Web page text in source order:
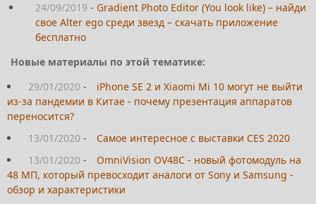
24/09/2019 - Gradient Photo Editor (You look like) – найди
свое Alter ego среди звезд – скачать приложение
бесплатно
Новые материалы по этой тематике:
29/01/2020 -
iPhone SE 2 и Xiaomi Mi 10 могут не выйти
из-за пандемии в Китае - почему презентация аппаратов
переносится?
13/01/2020 -
Самое интересное с выставки CES 2020
13/01/2020 -
OmniVision OV48C - новый фотомодуль на
48 МП, который превосходит аналоги от Sony и Samsung -
обзор и характеристики